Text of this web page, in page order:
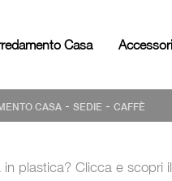
Casa
CASA- SEDIE - CAFFÈ
plastica? Clicca e scopri